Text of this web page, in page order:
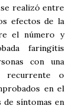
realizó entre
efectos de la
el número y
faringitis
con una
recurrente o
en el
síntomas en